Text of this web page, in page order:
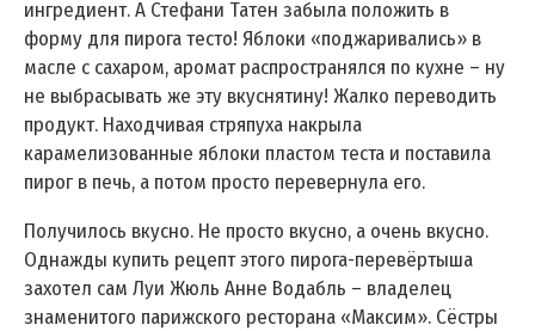
ингредиент. А Стефани Татен забыла положить в
форму для пирога тесто! Яблоки «поджаривались» в
масле с сахаром, аромат распространялся по кухне – ну
не выбрасывать же эту вкуснятину! Жалко переводить
продукт. Находчивая стряпуха накрыла
карамелизованные яблоки пластом теста и поставила
пирог в печь, а потом просто перевернула его.
Получилось вкусно. Не просто вкусно, а очень вкусно.
Однажды купить рецепт этого пирога-перевёртыша
захотел сам Луи Жюль Анне Водабль – владелец
знаменитого парижского ресторана «Максим». Сёстры